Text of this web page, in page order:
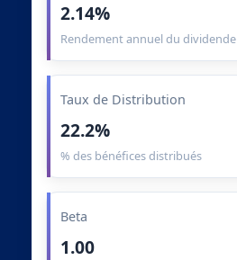
2.14%
Rendement annuel du dividende
Taux de Distribution
22.2%
% des bénéfices distribués
Beta
1.00